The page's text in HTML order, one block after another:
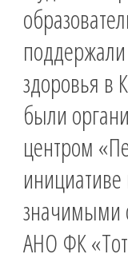
здоровья в
были
центром
инициативе
значимыми
АНО ФК